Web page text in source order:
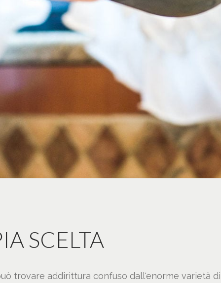
SCELTA
trovare addirittura confuso dall'enorme varietà